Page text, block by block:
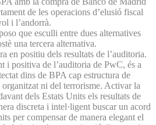
de les operacions d’elusió fiscal
i l’andorrà.
que esculli entre dues alternatives
una tercera alternativa.
en positiu dels resultats de l’auditoria.
i positiva de l’auditoria de PwC, és a
dins de BPA cap estructura de
ni del terrorisme. Activar la
dels Estats Units els resultats de
discreta i intel·ligent buscar un acord
per compensar de manera elegant el